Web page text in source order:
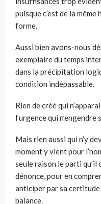
puisque c’est de la même
forme.
Aussi bien avons-nous
exemplaire du temps
dans la précipitation
condition indépassable.
Rien de créé qui
l’urgence qui
Mais rien aussi qui n’y
moment y vient pour
seule raison le parti qu’il
dénonce, pour en
anticiper par sa certitude
balance.